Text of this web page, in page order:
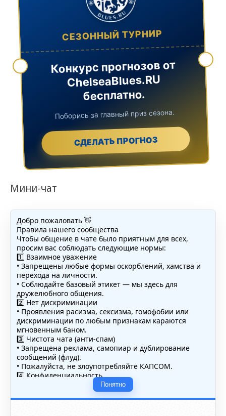
СЕЗОННЫЙ ТУРНИР
Конкурс прогнозов от
ChelseaBlues.RU
бесплатно.
Поборись за главный приз сезона.
СДЕЛАТЬ ПРОГНОЗ
Мини-чат
Добро пожаловать 👋
Правила нашего сообщества
Чтобы общение в чате было приятным для всех,
просим вас соблюдать следующие нормы:
1️⃣ Взаимное уважение
• Запрещены любые формы оскорблений, хамства и
перехода на личности.
• Соблюдайте базовый этикет — мы здесь для
дружелюбного общения.
2️⃣ Нет дискриминации
• Проявления расизма, сексизма, гомофобии или
дискриминации по любым признакам караются
мгновенным баном.
3️⃣ Чистота чата (анти-спам)
• Запрещена реклама, самопиар и дублирование
сообщений (флуд).
• Пожалуйста, не злоупотребляйте КАПСОМ.
4️⃣ Конфиденциальность
• Не публикуйте личные данные — свои или чужие
(телефоны, адреса, документы).
5️⃣ Уместность контента
Понятно